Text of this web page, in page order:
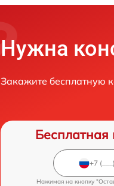
Нужна
Закажите бесплатную
Бесплатная
Нажимая на кнопку